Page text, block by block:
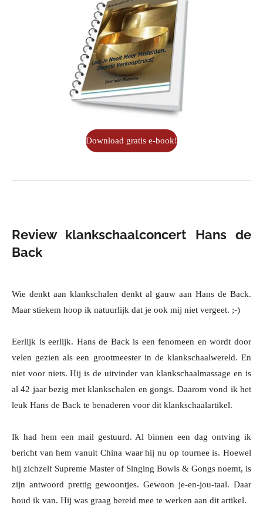
Download gratis e-book!
Review klankschaalconcert Hans de
Back
Wie denkt aan klankschalen denkt al gauw aan Hans de Back.
Maar stiekem hoop ik natuurlijk dat je ook mij niet vergeet. ;-)
Eerlijk is eerlijk. Hans de Back is een fenomeen en wordt door
velen gezien als een grootmeester in de klankschaalwereld. En
niet voor niets. Hij is de uitvinder van klankschaalmassage en is
al 42 jaar bezig met klankschalen en gongs. Daarom vond ik het
leuk Hans de Back te benaderen voor dit klankschaalartikel.
Ik had hem een mail gestuurd. Al binnen een dag ontving ik
bericht van hem vanuit China waar hij nu op tournee is. Hoewel
hij zichzelf Supreme Master of Singing Bowls & Gongs noemt, is
zijn antwoord prettig gewoontjes.Gewoon je-en-jou-taal. Daar
houd ik van. Hij was graag bereid mee te werken aan dit artikel.